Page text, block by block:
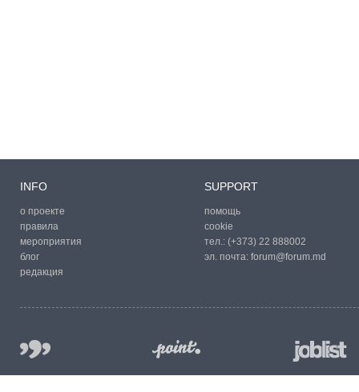
INFO
о проекте
правила
мероприятия
блог
редакция
SUPPORT
помощь
cookie
тел.: (+373) 22 888002
эл. почта: forum@forum.md